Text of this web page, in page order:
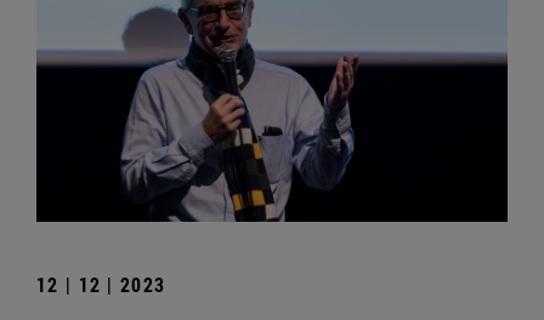
12 | 12 | 2023